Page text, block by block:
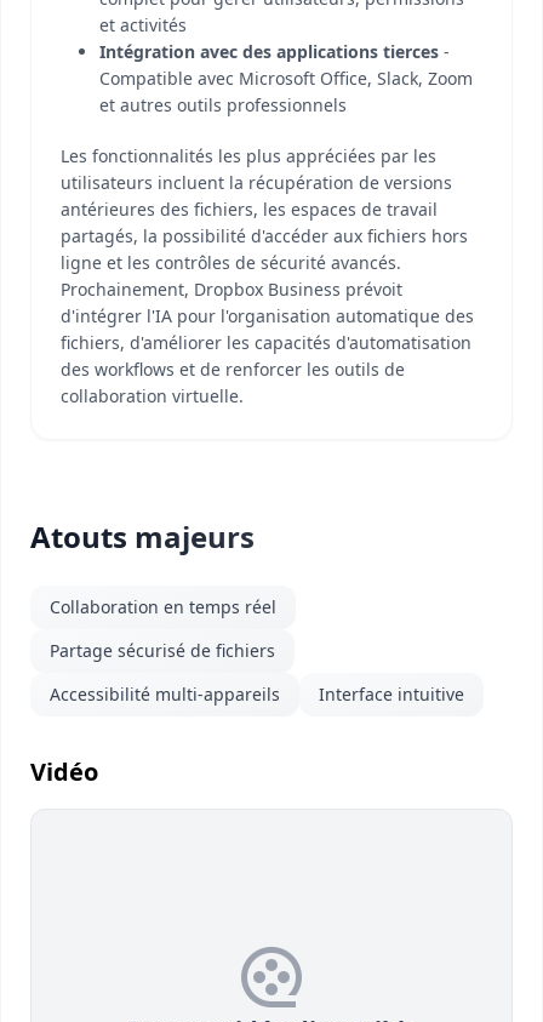
et activités
Intégration avec des applications tierces -
Compatible avec Microsoft Office, Slack, Zoom
et autres outils professionnels
Les fonctionnalités les plus appréciées par les
utilisateurs incluent la récupération de versions
antérieures des fichiers, les espaces de travail
partagés, la possibilité d'accéder aux fichiers hors
ligne et les contrôles de sécurité avancés.
Prochainement, Dropbox Business prévoit
d'intégrer l'IA pour l'organisation automatique des
fichiers, d'améliorer les capacités d'automatisation
des workflows et de renforcer les outils de
collaboration virtuelle.
Atouts majeurs
Collaboration en temps réel
Partage sécurisé de fichiers
Accessibilité multi-appareils
Interface intuitive
Vidéo